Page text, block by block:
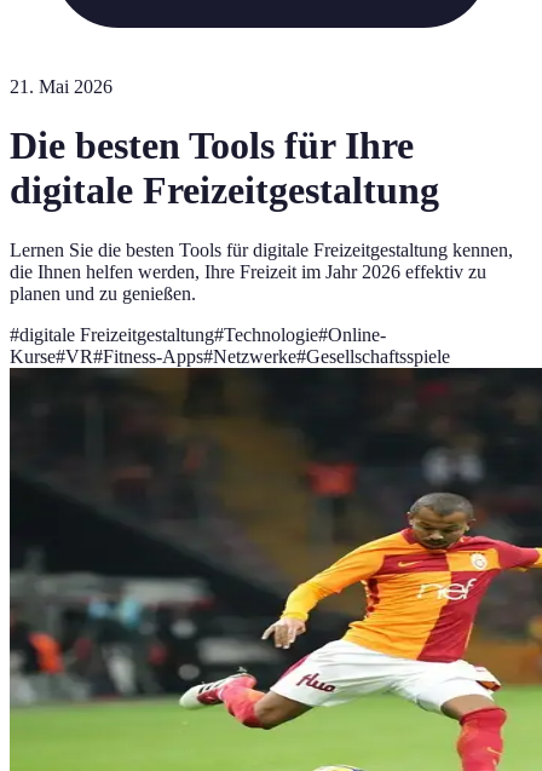
21. Mai 2026
Die besten Tools für Ihre
digitale Freizeitgestaltung
Lernen Sie die besten Tools für digitale Freizeitgestaltung kennen,
die Ihnen helfen werden, Ihre Freizeit im Jahr 2026 effektiv zu
planen und zu genießen.
#digitale Freizeitgestaltung#Technologie#Online-
Kurse#VR#Fitness-Apps#Netzwerke#Gesellschaftsspiele